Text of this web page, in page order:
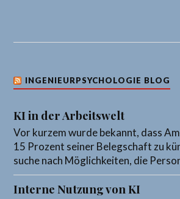
INGENIEURPSYCHOLOGIE BLOG
KI in der Arbeitswelt
Vor kurzem wurde bekannt, dass
15 Prozent seiner Belegschaft zu
suche nach Möglichkeiten, die
Interne Nutzung von KI